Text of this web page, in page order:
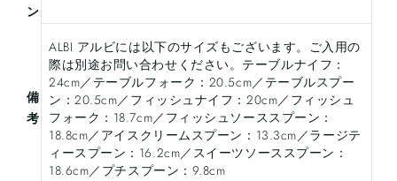
ン
備
考
ALBI アルビには以下のサイズもございます。ご入用の
際は別途お問い合わせください。テーブルナイフ：
24cm／テーブルフォーク：20.5cm／テーブルスプー
ン：20.5cm／フィッシュナイフ：20cm／フィッシュ
フォーク：18.7cm／フィッシュソーススプーン：
18.8cm／アイスクリームスプーン：13.3cm／ラージテ
ィースプーン：16.2cm／スイーツソーススプーン：
18.6cm／プチスプーン：9.8cm